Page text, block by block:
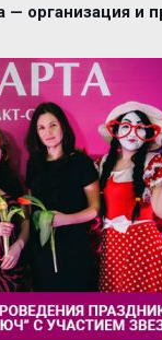
— организация и